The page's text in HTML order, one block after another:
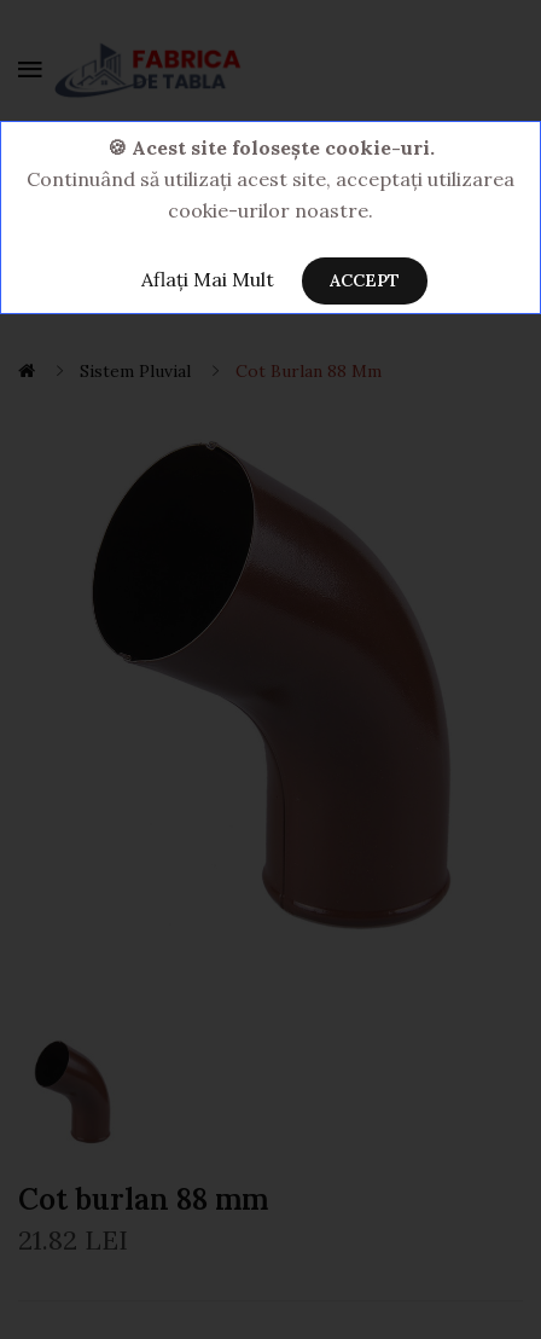
0 Produs(e) - 0,00LEI
Sistem Pluvial Cot Burlan 88 Mm
Cot burlan 88 mm
21.82 LEI
🍪 Acest site folosește cookie-uri.
Continuând să utilizați acest site, acceptați utilizarea
cookie-urilor noastre.
Aflați Mai Mult ACCEPT